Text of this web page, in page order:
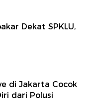
Dekat SPKLU,
di Jakarta Cocok
dari Polusi